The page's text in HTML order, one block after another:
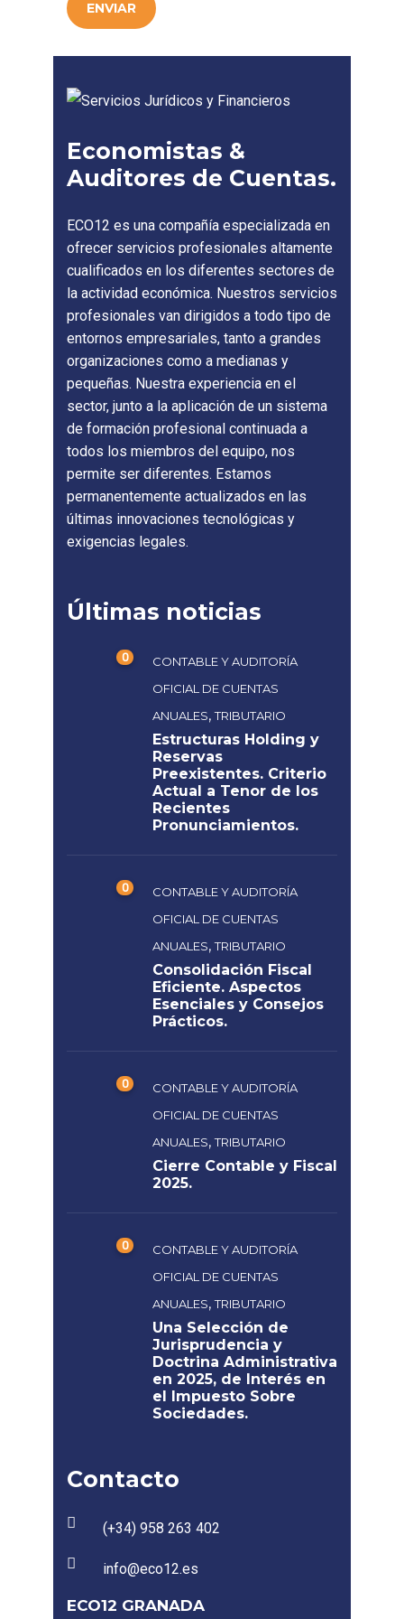
ENVIAR
Economistas &
Auditores de Cuentas.
ECO12 es una compañía especializada en
ofrecer servicios profesionales altamente
cualificados en los diferentes sectores de
la actividad económica. Nuestros servicios
profesionales van dirigidos a todo tipo de
entornos empresariales, tanto a grandes
organizaciones como a medianas y
pequeñas. Nuestra experiencia en el
sector, junto a la aplicación de un sistema
de formación profesional continuada a
todos los miembros del equipo, nos
permite ser diferentes. Estamos
permanentemente actualizados en las
últimas innovaciones tecnológicas y
exigencias legales.
Últimas noticias
0
CONTABLE Y AUDITORÍA
OFICIAL DE CUENTAS
ANUALES,TRIBUTARIO
Estructuras Holding y
Reservas
Preexistentes. Criterio
Actual a Tenor de los
Recientes
Pronunciamientos.
0
CONTABLE Y AUDITORÍA
OFICIAL DE CUENTAS
ANUALES,TRIBUTARIO
Consolidación Fiscal
Eficiente. Aspectos
Esenciales y Consejos
Prácticos.
0
CONTABLE Y AUDITORÍA
OFICIAL DE CUENTAS
ANUALES,TRIBUTARIO
Cierre Contable y Fiscal
2025.
0
CONTABLE Y AUDITORÍA
OFICIAL DE CUENTAS
ANUALES,TRIBUTARIO
Una Selección de
Jurisprudencia y
Doctrina Administrativa
en 2025, de Interés en
el Impuesto Sobre
Sociedades.
Contacto
(+34) 958 263 402
info@eco12.es
ECO12 GRANADA